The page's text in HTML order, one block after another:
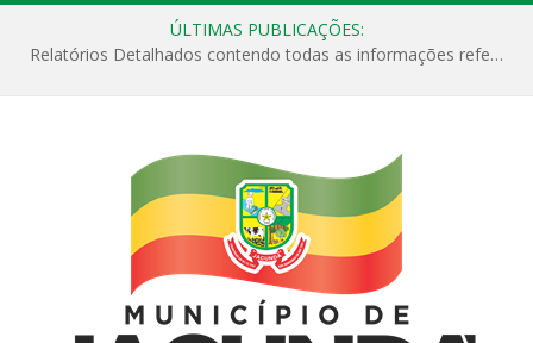
ÚLTIMAS PUBLICAÇÕES:
Relatórios Detalhados contendo todas as informações referentes a execução de recursos destinados ao fomento de projetos culturais no Município de Jacundá entre os anos de 2022 ao presente ano de 2026.